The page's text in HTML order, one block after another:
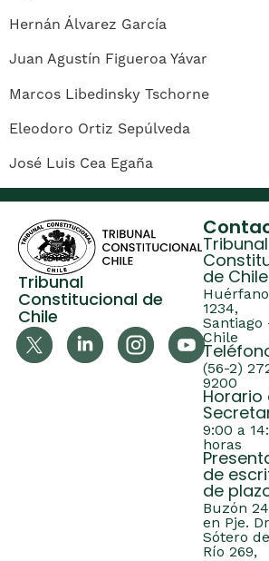
Hernán Álvarez García
Juan Agustín Figueroa Yávar
Marcos Libedinsky Tschorne
Eleodoro Ortiz Sepúlveda
José Luis Cea Egaña
Tribunal
Constitucional de
Chile
Tribunal
de Chile
1234,
Santiago
Chile
(56-2)
9200
Horario
9:00 a
horas
de
de
Buzón
en Pje.
Sótero
Río 269,